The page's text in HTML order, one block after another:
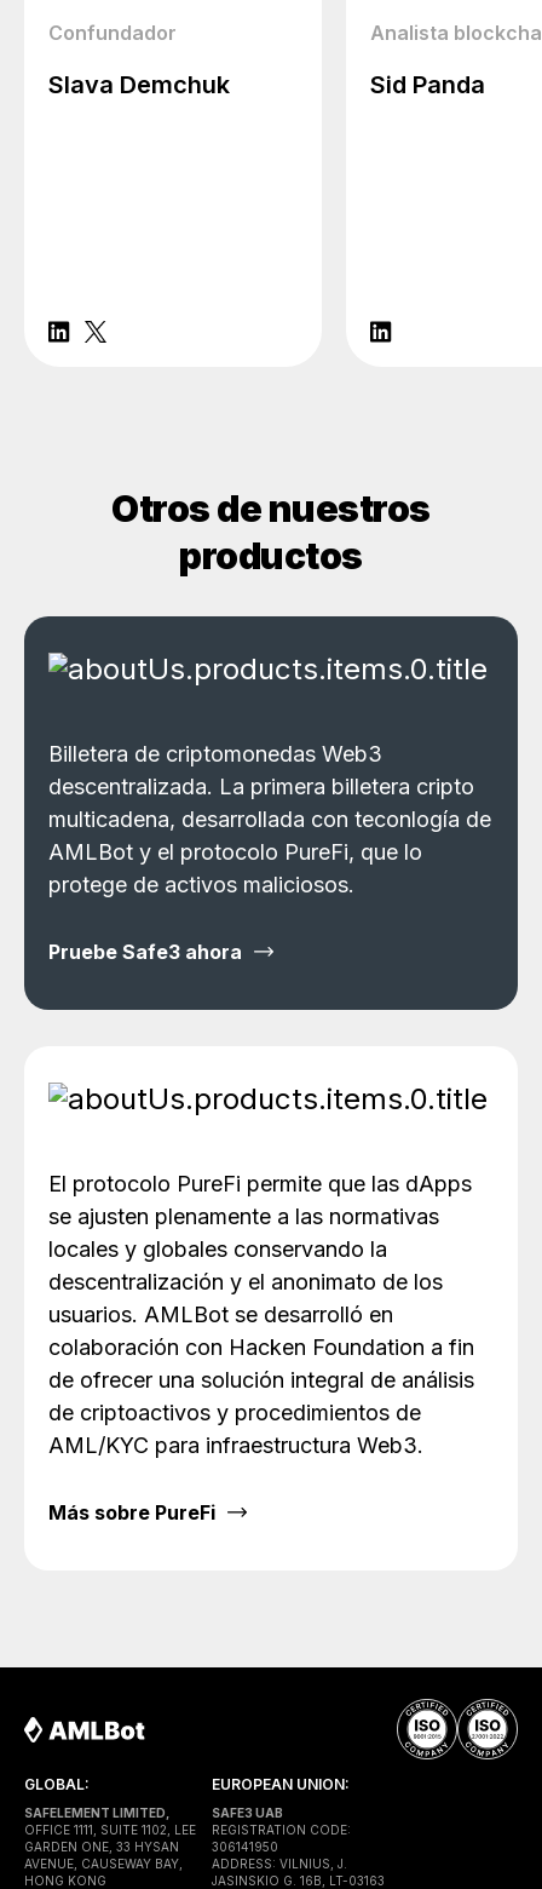
Confundador
Slava Demchuk
Analista
Sid Panda
Otros de nuestros
productos
Billetera de criptomonedas Web3
descentralizada. La primera billetera cripto
multicadena, desarrollada con teconlogía de
AMLBot y el protocolo PureFi, que lo
protege de activos maliciosos.
Pruebe Safe3 ahora
El protocolo PureFi permite que las dApps
se ajusten plenamente a las normativas
locales y globales conservando la
descentralización y el anonimato de los
usuarios. AMLBot se desarrolló en
colaboración con Hacken Foundation a fin
de ofrecer una solución integral de análisis
de criptoactivos y procedimientos de
AML/KYC para infraestructura Web3.
Más sobre PureFi
GLOBAL:
SAFELEMENT LIMITED,
OFFICE 1111, SUITE 1102, LEE
GARDEN ONE, 33 HYSAN
AVENUE, CAUSEWAY BAY,
HONG KONG
EUROPEAN UNION:
SAFE3 UAB
REGISTRATION CODE:
306141950
ADDRESS: VILNIUS, J.
JASINSKIO G. 16B, LT-03163